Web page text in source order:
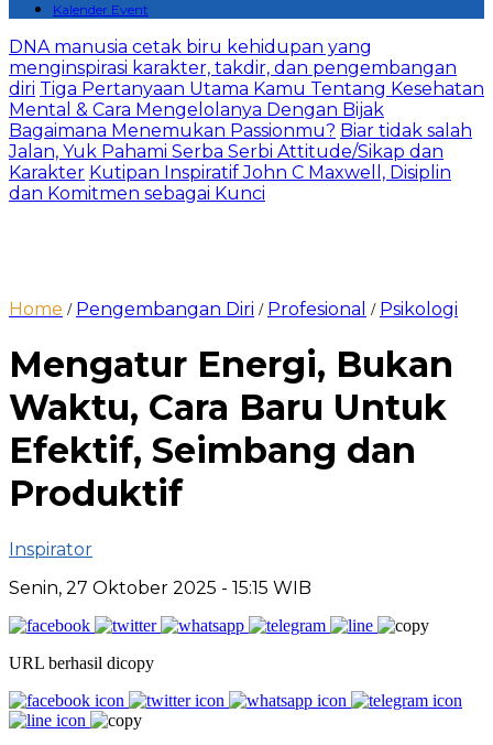
Kalender Event
DNA manusia cetak biru kehidupan yang
menginspirasi karakter, takdir, dan pengembangan
diri Tiga Pertanyaan Utama Kamu Tentang Kesehatan
Mental & Cara Mengelolanya Dengan Bijak
Bagaimana Menemukan Passionmu? Biar tidak salah
Jalan, Yuk Pahami Serba Serbi Attitude/Sikap dan
Karakter Kutipan Inspiratif John C Maxwell, Disiplin
dan Komitmen sebagai Kunci
Home / Pengembangan Diri / Profesional / Psikologi
Mengatur Energi, Bukan
Waktu, Cara Baru Untuk
Efektif, Seimbang dan
Produktif
Inspirator
Senin, 27 Oktober 2025 - 15:15 WIB
URL berhasil dicopy